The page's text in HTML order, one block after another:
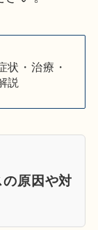
状・治療・
説
原因や対